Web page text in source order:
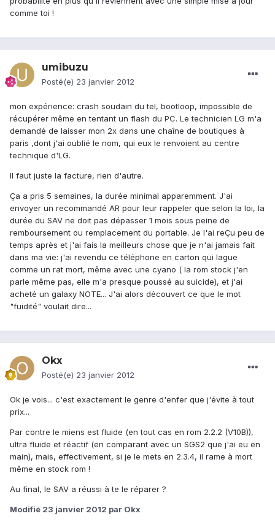
comme toi !
umibuzu
Posté(e) 23 janvier 2012
mon expérience: crash soudain du tel, bootloop, impossible de
récupérer même en tentant un flash du PC. Le technicien LG m'a
demandé de laisser mon 2x dans une chaîne de boutiques à
paris ,dont j'ai oublié le nom, qui eux le renvoient au centre
technique d'LG.
Il faut juste la facture, rien d'autre.
Ça a pris 5 semaines, la durée minimal apparemment. J'ai
envoyer un recommandé AR pour leur rappeler que selon la loi, la
durée du SAV ne doit pas dépasser 1 mois sous peine de
remboursement ou remplacement du portable. Je l'ai reÇu peu de
temps après et j'ai fais la meilleurs chose que je n'ai jamais fait
dans ma vie: j'ai revendu ce téléphone en carton qui lague
comme un rat mort, même avec une cyano ( la rom stock j'en
parle même pas, elle m'a presque poussé au suicide), et j'ai
acheté un galaxy NOTE... J'ai alors découvert ce que le mot
"fuidité" voulait dire...
Okx
Posté(e) 23 janvier 2012
Ok je vois... c'est exactement le genre d'enfer que j'évite à tout
prix...
Par contre le miens est fluide (en tout cas en rom 2.2.2 (V10B)),
ultra fluide et réactif (en comparant avec un SGS2 que j'ai eu en
main), mais, effectivement, si je le mets en 2.3.4, il rame à mort
même en stock rom !
Au final, le SAV a réussi à te le réparer ?
Modifié 23 janvier 2012 par Okx